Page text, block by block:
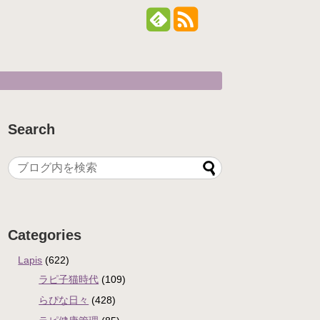
Search
Categories
Lapis (622)
ラピ子猫時代 (109)
らぴな日々 (428)